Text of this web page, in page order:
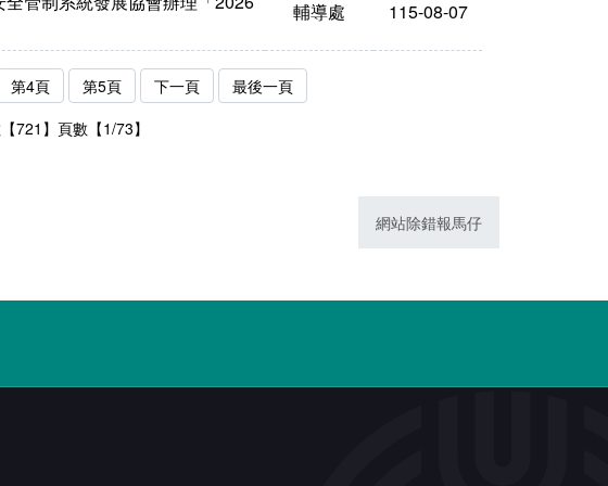
輔導處 115-08-07
第4頁 第5頁 下一頁
最後一頁
721】頁數【1/73】
網站除錯報馬仔